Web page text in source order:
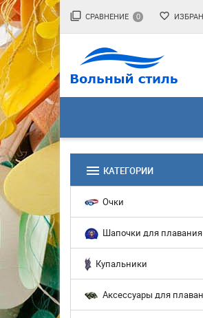
filter_none СРАВНЕНИЕ 0 favorite_border
menu КАТЕГОРИИ
Очки
Шапочки для плавания
Купальники
Аксессуары для